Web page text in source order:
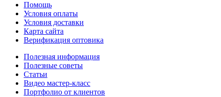
Помощь
Условия оплаты
Условия доставки
Карта сайта
Верификация оптовика
Полезная информация
Полезные советы
Статьи
Видео мастер-класс
Портфолио от клиентов